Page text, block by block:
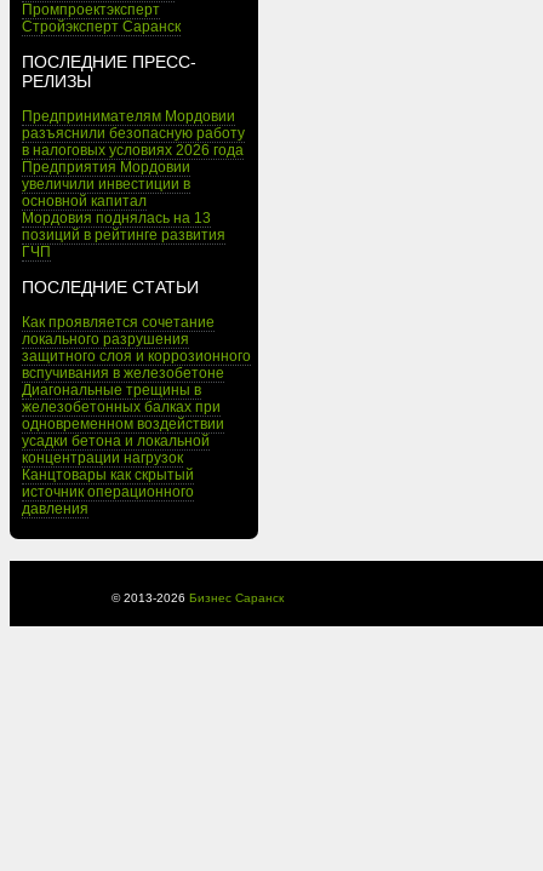
Промпроектэксперт
Стройэксперт Саранск
ПОСЛЕДНИЕ ПРЕСС-
РЕЛИЗЫ
Предпринимателям Мордовии
разъяснили безопасную работу
в налоговых условиях 2026 года
Предприятия Мордовии
увеличили инвестиции в
основной капитал
Мордовия поднялась на 13
позиций в рейтинге развития
ГЧП
ПОСЛЕДНИЕ СТАТЬИ
Как проявляется сочетание
локального разрушения
защитного слоя и коррозионного
вспучивания в железобетоне
Диагональные трещины в
железобетонных балках при
одновременном воздействии
усадки бетона и локальной
концентрации нагрузок
Канцтовары как скрытый
источник операционного
давления
© 2013-2026 Бизнес Саранск